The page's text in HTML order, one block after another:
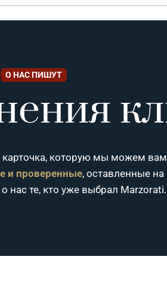
О НАС ПИШУТ
которую мы можем вам
и проверенные, оставленные
нас те, кто уже выбрал Marzorati.